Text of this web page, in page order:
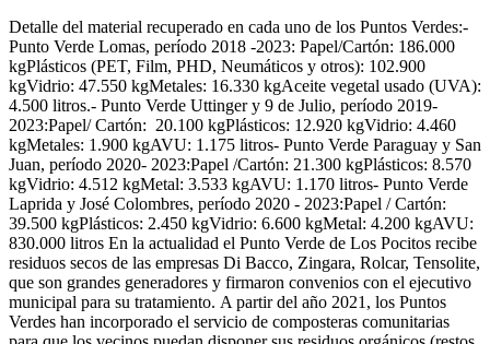
Detalle del material recuperado en cada uno de los Puntos Verdes:-
Punto Verde Lomas, período 2018 -2023: Papel/Cartón: 186.000
kgPlásticos (PET, Film, PHD, Neumáticos y otros): 102.900
kgVidrio: 47.550 kgMetales: 16.330 kgAceite vegetal usado (UVA):
4.500 litros.- Punto Verde Uttinger y 9 de Julio, período 2019-
2023:Papel/ Cartón: 20.100 kgPlásticos: 12.920 kgVidrio: 4.460
kgMetales: 1.900 kgAVU: 1.175 litros- Punto Verde Paraguay y San
Juan, período 2020- 2023:Papel /Cartón: 21.300 kgPlásticos: 8.570
kgVidrio: 4.512 kgMetal: 3.533 kgAVU: 1.170 litros- Punto Verde
Laprida y José Colombres, período 2020 - 2023:Papel / Cartón:
39.500 kgPlásticos: 2.450 kgVidrio: 6.600 kgMetal: 4.200 kgAVU:
830.000 litros En la actualidad el Punto Verde de Los Pocitos recibe
residuos secos de las empresas Di Bacco, Zingara, Rolcar, Tensolite,
que son grandes generadores y firmaron convenios con el ejecutivo
municipal para su tratamiento. A partir del año 2021, los Puntos
Verdes han incorporado el servicio de composteras comunitarias